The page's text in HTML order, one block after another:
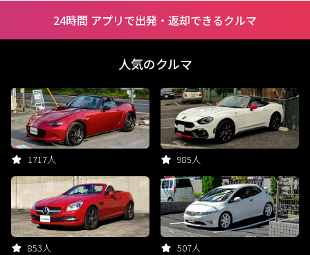
24時間 アプリで出発・返却できるクルマ
人気のクルマ
1717人 985人
853人 507人